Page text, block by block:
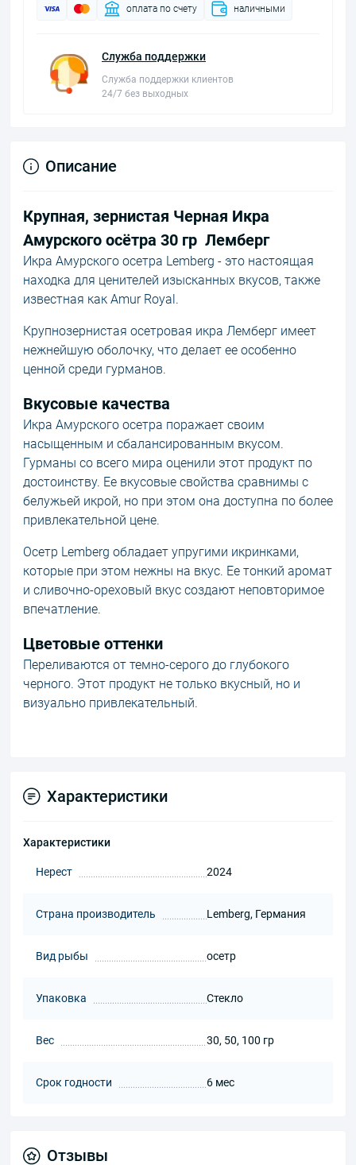
оплата по счету наличными
Служба поддержки
Служба поддержки клиентов
24/7 без выходных
Описание
Крупная, зернистая Черная Икра
Амурского осётра 30 гр Лемберг
Икра Амурского осетра Lemberg - это настоящая
находка для ценителей изысканных вкусов, также
известная как Amur Royal.
Крупнозернистая осетровая икра Лемберг имеет
нежнейшую оболочку, что делает ее особенно
ценной среди гурманов.
Вкусовые качества
Икра Амурского осетра поражает своим
насыщенным и сбалансированным вкусом.
Гурманы со всего мира оценили этот продукт по
достоинству. Ее вкусовые свойства сравнимы с
белужьей икрой, но при этом она доступна по более
привлекательной цене.
Осетр Lemberg обладает упругими икринками,
которые при этом нежны на вкус. Ее тонкий аромат
и сливочно-ореховый вкус создают неповторимое
впечатление.
Цветовые оттенки
Переливаются от темно-серого до глубокого
черного. Этот продукт не только вкусный, но и
визуально привлекательный.
Характеристики
Характеристики
Нерест 2024
Страна производитель Lemberg, Германия
Вид рыбы осетр
Упаковка Стекло
Вес 30, 50, 100 гр
Срок годности 6 мес
Отзывы